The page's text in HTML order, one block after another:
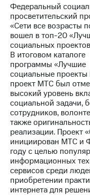
Федеральный
просветительский
«Сети все возрасты
вошел в топ-20
социальных
В итоговом каталоге
программы «Лучшие
социальные проекты
проект МТС был
высокий уровень
социальной задачи,
сотрудников,
также
реализации. Проект
инициирован МТС и
году с целью
информационных
сервисов среди
приобретении
интернета для